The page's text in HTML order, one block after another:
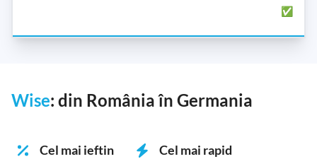
✅
Wise: din România în Germania
Cel mai ieftin
Cel mai rapid